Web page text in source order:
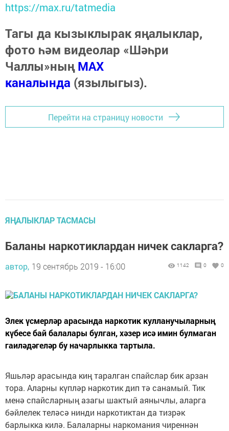
https://max.ru/tatmedia
Тагы да кызыклырак яңалыклар,
фото һәм видеолар «Шәһри
Чаллы»ныңMAX
каналында (язылыгыз).
Перейти на страницу новости
ЯҢАЛЫКЛАР ТАСМАСЫ
Баланы наркотиклардан ничек сакларга?
автор, 19 сентябрь 2019 - 16:00 1142 0 0
Элек үсмерләр арасында наркотик кулланучыларның
күбесе бай балалары булган, хәзер исә имин булмаган
гаиләдәгеләр бу начарлыкка тартыла.
Яшьләр арасында киң таралган спайслар бик арзан
тора. Аларны күпләр наркотик дип тә санамый. Тик
менә спайсларның азагы шактый аянычлы, аларга
бәйлелек теләсә нинди наркотиктан да тизрәк
барлыкка килә. Балаларны наркомания чиреннән